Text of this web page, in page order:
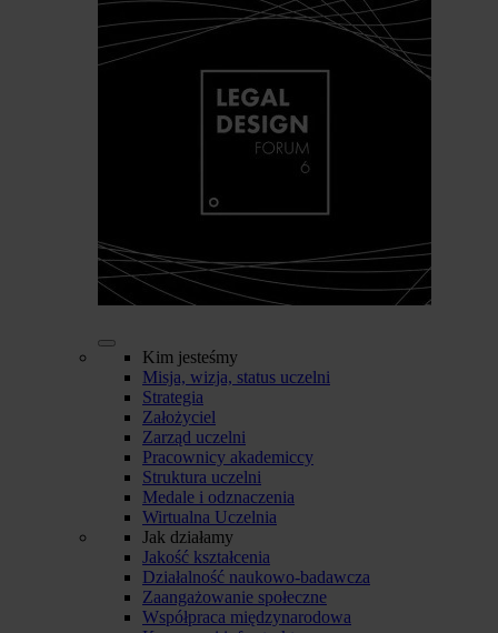
Kim jesteśmy
Misja, wizja, status uczelni
Strategia
Założyciel
Zarząd uczelni
Pracownicy akademiccy
Struktura uczelni
Medale i odznaczenia
Wirtualna Uczelnia
Jak działamy
Jakość kształcenia
Działalność naukowo-badawcza
Zaangażowanie społeczne
Współpraca międzynarodowa